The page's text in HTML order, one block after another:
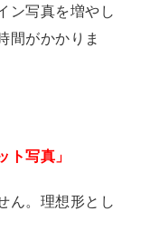
ン写真を増やし
間がかかりま
ト写真」
ん。理想形とし